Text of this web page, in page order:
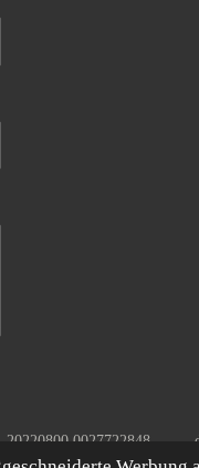
20220800 0027722848